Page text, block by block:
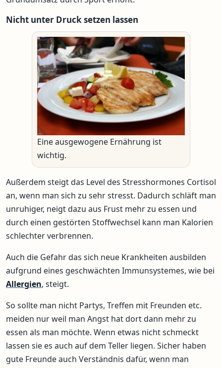
Nicht unter Druck setzen lassen
Eine ausgewogene Ernährung ist
wichtig.
Außerdem steigt das Level des Stresshormones Cortisol
an, wenn man sich zu sehr stresst. Dadurch schläft man
unruhiger, neigt dazu aus Frust mehr zu essen und
durch einen gestörten Stoffwechsel kann man Kalorien
schlechter verbrennen.
Auch die Gefahr das sich neue Krankheiten ausbilden
aufgrund eines geschwächten Immunsystemes, wie bei
Allergien, steigt.
So sollte man nicht Partys, Treffen mit Freunden etc.
meiden nur weil man Angst hat dort dann mehr zu
essen als man möchte. Wenn etwas nicht schmeckt
lassen sie es auch auf dem Teller liegen. Sicher haben
gute Freunde auch Verständnis dafür, wenn man